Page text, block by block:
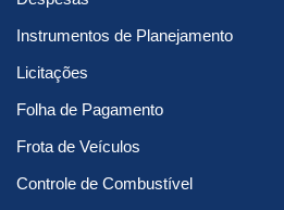
Instrumentos de Planejamento
Licitações
Folha de Pagamento
Frota de Veículos
Controle de Combustível